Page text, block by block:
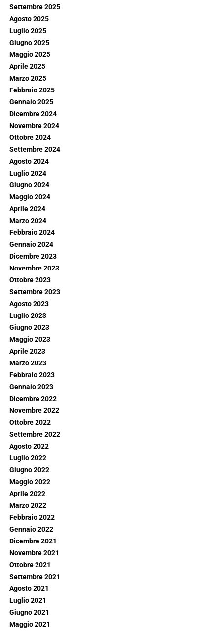
Settembre 2025
Agosto 2025
Luglio 2025
Giugno 2025
Maggio 2025
Aprile 2025
Marzo 2025
Febbraio 2025
Gennaio 2025
Dicembre 2024
Novembre 2024
Ottobre 2024
Settembre 2024
Agosto 2024
Luglio 2024
Giugno 2024
Maggio 2024
Aprile 2024
Marzo 2024
Febbraio 2024
Gennaio 2024
Dicembre 2023
Novembre 2023
Ottobre 2023
Settembre 2023
Agosto 2023
Luglio 2023
Giugno 2023
Maggio 2023
Aprile 2023
Marzo 2023
Febbraio 2023
Gennaio 2023
Dicembre 2022
Novembre 2022
Ottobre 2022
Settembre 2022
Agosto 2022
Luglio 2022
Giugno 2022
Maggio 2022
Aprile 2022
Marzo 2022
Febbraio 2022
Gennaio 2022
Dicembre 2021
Novembre 2021
Ottobre 2021
Settembre 2021
Agosto 2021
Luglio 2021
Giugno 2021
Maggio 2021